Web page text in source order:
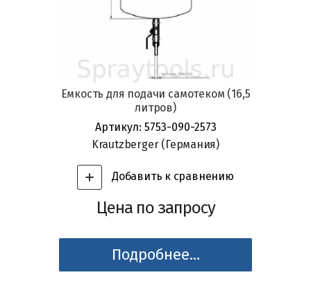
Емкость для подачи самотеком (16,5
литров)
Артикул: 5753-090-2573
Krautzberger (Германия)
Добавить к сравнению
Цена по запросу
Подробнее...